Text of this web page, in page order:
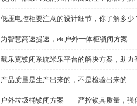
低压电控柜要注意的设计细节，你了解多少
为智慧高速提速，etc户外一体柜锁闭方案
戴乐克锁闭系统米乐平台的解决方案，助力
产品质量是生产出来的，不是检验出来的
户外垃圾桶锁闭方案——严控锁具质量，强